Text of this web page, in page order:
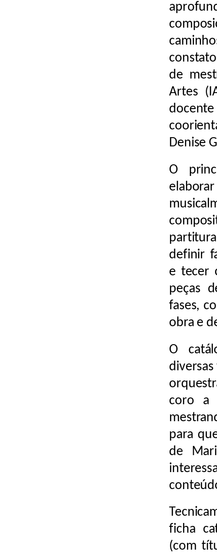
de
Artes
Denise
O
definir
e tecer
peças
fases,
obra e
O
coro
para
de
ficha
(com